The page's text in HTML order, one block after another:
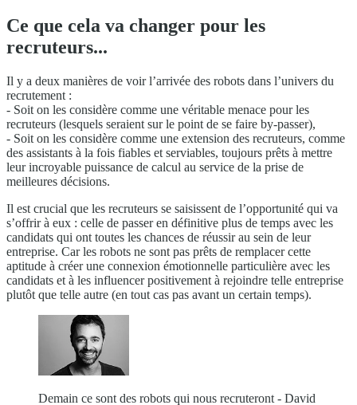
Ce que cela va changer pour les
recruteurs...
Il y a deux manières de voir l’arrivée des robots dans l’univers du
recrutement :
- Soit on les considère comme une véritable menace pour les
recruteurs (lesquels seraient sur le point de se faire by-passer),
- Soit on les considère comme une extension des recruteurs, comme
des assistants à la fois fiables et serviables, toujours prêts à mettre
leur incroyable puissance de calcul au service de la prise de
meilleures décisions.
Il est crucial que les recruteurs se saisissent de l’opportunité qui va
s’offrir à eux : celle de passer en définitive plus de temps avec les
candidats qui ont toutes les chances de réussir au sein de leur
entreprise. Car les robots ne sont pas prêts de remplacer cette
aptitude à créer une connexion émotionnelle particulière avec les
candidats et à les influencer positivement à rejoindre telle entreprise
plutôt que telle autre (en tout cas pas avant un certain temps).
Demain ce sont des robots qui nous recruteront - David